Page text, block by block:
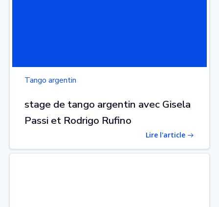
Tango argentin
stage de tango argentin avec Gisela
Passi et Rodrigo Rufino
Lire l'article